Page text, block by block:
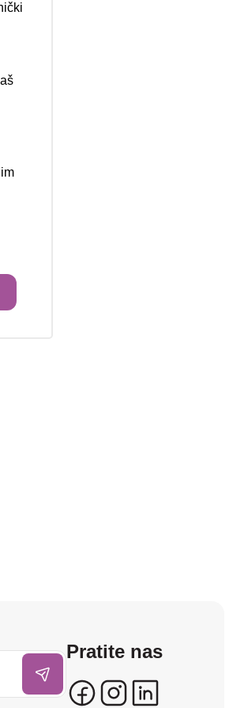
Pratite nas
Resnik